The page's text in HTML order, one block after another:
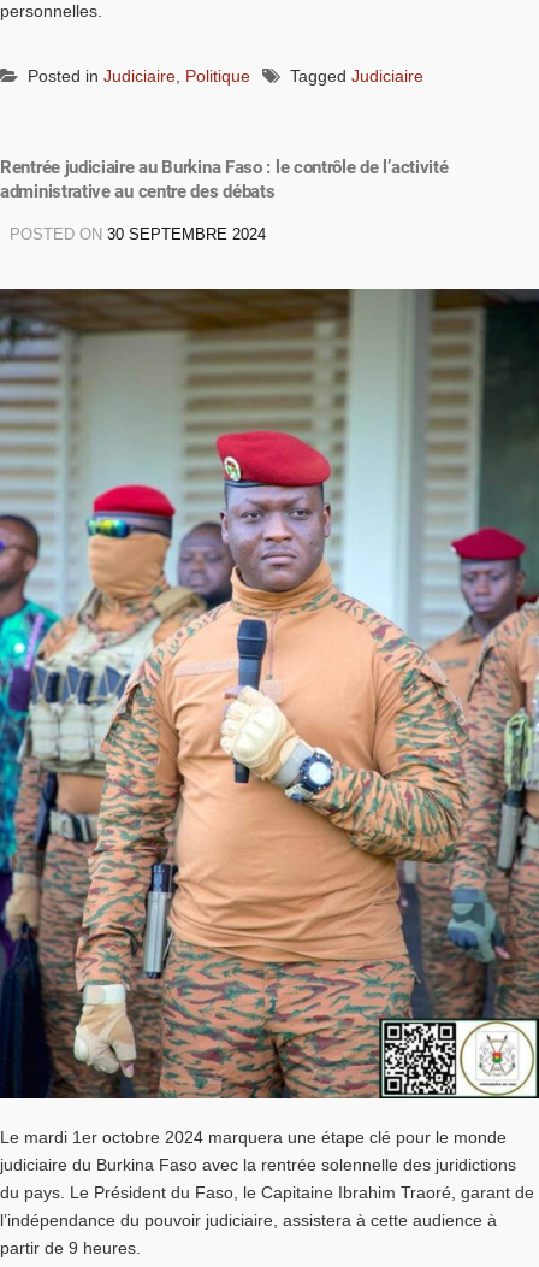
personnelles.
Posted in Judiciaire Politique Tagged Judiciaire
Rentrée judiciaire au Burkina Faso : le contrôle de l’activité
administrative au centre des débats
POSTED ON 30 SEPTEMBRE 2024
Le mardi 1er octobre 2024 marquera une étape clé pour le monde
judiciaire du Burkina Faso avec la rentrée solennelle des juridictions
du pays. Le Président du Faso, le Capitaine Ibrahim Traoré, garant de
l’indépendance du pouvoir judiciaire, assistera à cette audience à
partir de 9 heures.